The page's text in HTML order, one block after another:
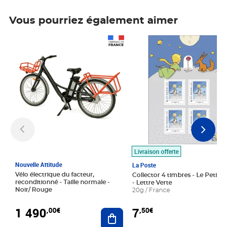
Vous pourriez également aimer
Nouvelle Attitude
Vélo électrique du facteur,
reconditionné - Taille normale -
Noir/ Rouge
1 490,00€ Ajouter au panier
Livraison offerte
La Poste
Collector 4 timbres - Le Petit
- Lettre Verte
20g / France
7,50€
Prix 7,50€